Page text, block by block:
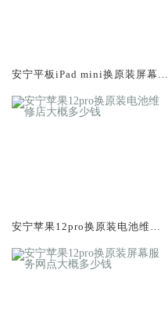
安宁平板iPad mini换原装屏幕服
安宁苹果12pro换原装电池维修